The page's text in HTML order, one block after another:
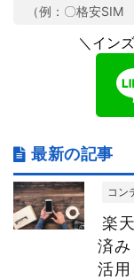
（例：〇格安SIM
＼イン
最新の記事
コン
楽
済
活用